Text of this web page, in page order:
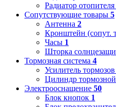
Радиатор отопителя
Сопутствующие товары 5
Антенна 2
Кронштейн (сопут.
Часы 1
Шторка
Тормозная система 4
Усилитель
Цилиндр
Электрооснащение 50
Блок кнопок 1